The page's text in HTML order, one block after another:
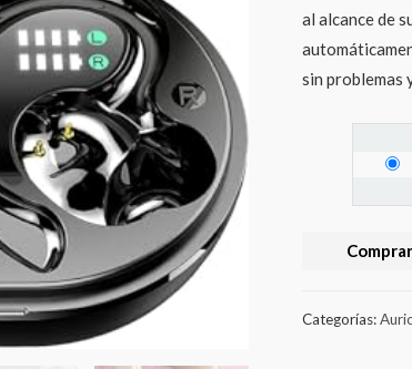
al alcance de
sin problemas
Categorías: